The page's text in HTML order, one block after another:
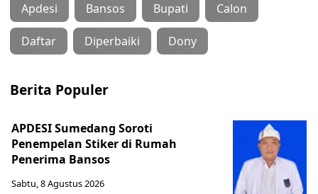
Apdesi Bansos Bupati Calon
Daftar Diperbaiki Dony
Berita Populer
APDESI Sumedang Soroti
Penempelan Stiker di Rumah
Penerima Bansos
Sabtu, 8 Agustus 2026